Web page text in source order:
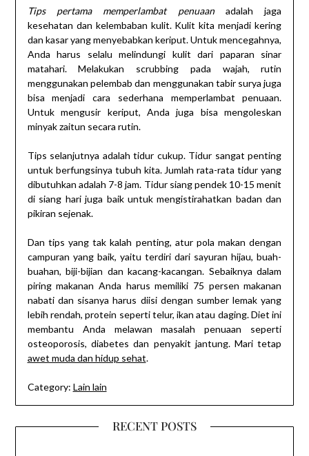
Tips pertama memperlambat penuaanadalah jaga
kesehatan dan kelembaban kulit. Kulit kita menjadi kering
dan kasar yang menyebabkan keriput. Untuk mencegahnya,
Anda harus selalu melindungi kulit dari paparan sinar
matahari. Melakukan scrubbing pada wajah, rutin
menggunakan pelembab dan menggunakan tabir surya juga
bisa menjadi cara sederhana memperlambat penuaan.
Untuk mengusir keriput, Anda juga bisa mengoleskan
minyak zaitun secara rutin.
Tips selanjutnya adalah tidur cukup. Tidur sangat penting
untuk berfungsinya tubuh kita. Jumlah rata-rata tidur yang
dibutuhkan adalah 7-8 jam. Tidur siang pendek 10-15 menit
di siang hari juga baik untuk mengistirahatkan badan dan
pikiran sejenak.
Dan tips yang tak kalah penting, atur pola makan dengan
campuran yang baik, yaitu terdiri dari sayuran hijau, buah-
buahan, biji-bijian dan kacang-kacangan. Sebaiknya dalam
piring makanan Anda harus memiliki 75 persen makanan
nabati dan sisanya harus diisi dengan sumber lemak yang
lebih rendah, protein seperti telur, ikan atau daging. Diet ini
membantu Anda melawan masalah penuaan seperti
osteoporosis, diabetes dan penyakit jantung. Mari tetap
awet muda dan hidup sehat.
Category: Lain lain
RECENT POSTS